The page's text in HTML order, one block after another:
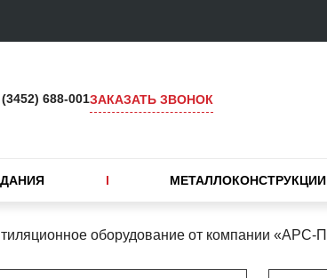
688-001ЗАКАЗАТЬ ЗВОНОК
МЕТАЛЛОКОНСТРУКЦИИ
оборудование от компании «АРС-